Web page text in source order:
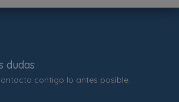
dudas
contigo lo antes posible.